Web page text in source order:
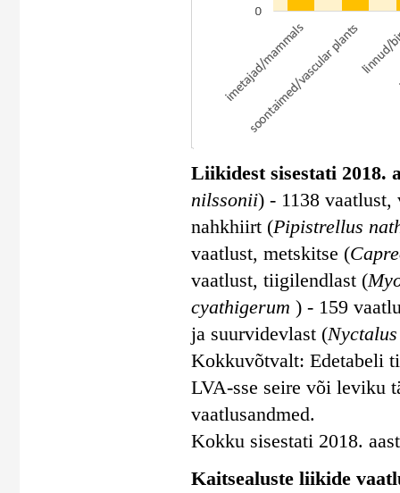
Liikidest sisestati 2018.
nilssonii) - 1138 vaatlust,
nahkhiirt (Pipistrellus
vaatlust, metskitse (
vaatlust, tiigilendlast (
cyathigerum ) - 159
ja suurvidevlast (
Kokkuvõtvalt: Edetabeli
LVA-sse seire või leviku
vaatlusandmed.
Kokku sisestati 2018.
Kaitsealuste liikide